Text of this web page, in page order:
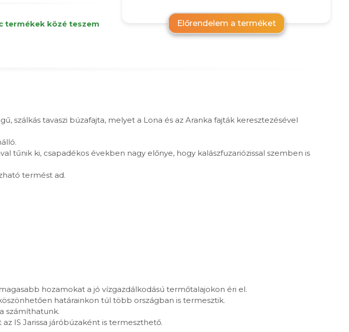
termékek közé teszem Előrendelem a terméket
szálkás tavaszi búzafajta, melyet a Lona és az Aranka fajták keresztezésével
tűnik ki, csapadékos években nagy előnye, hogy kalászfuzariózissal szemben is
termést ad.
hozamokat a jó vízgazdálkodású termőtalajokon éri el.
határainkon túl több országban is termesztik.
számíthatunk.
IS Jarissa járóbúzaként is termeszthető.